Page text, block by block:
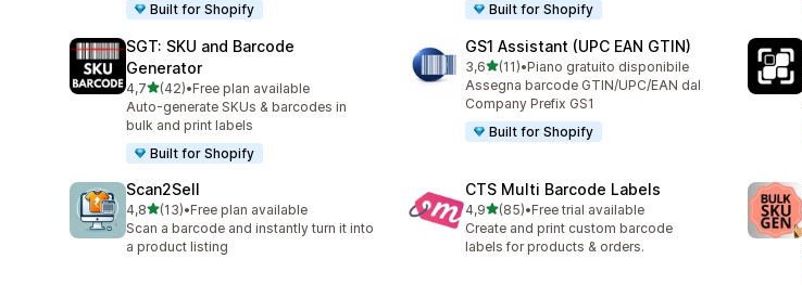
Built for Shopify
Built for Shopify
SGT: SKU and Barcode
Generator
4,7stelle su 5
(42)
42 recensioni totali
•Free plan available
Auto-generate SKUs & barcodes in
bulk and print labels
Built for Shopify
GS1 Assistant (UPC EAN GTIN)
3,6stelle su 5
(11)
11 recensioni totali
•Piano gratuito disponibile
Assegna barcode GTIN/UPC/EAN dal
Company Prefix GS1
Built for Shopify
Scan2Sell
4,8stelle su 5
(13)
13 recensioni totali
•Free plan available
Scan a barcode and instantly turn it into
a product listing
CTS Multi Barcode Labels
4,9stelle su 5
(85)
85 recensioni totali
•Free trial available
Create and print custom barcode
labels for products & orders.